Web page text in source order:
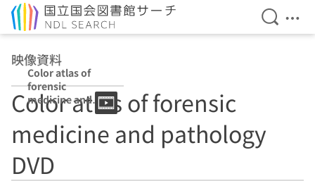
検索を
メ
映像資料
Color atlas of
forensic
medicine and
pathology DVD
Color atlas of forensic
medicine and pathology
DVD